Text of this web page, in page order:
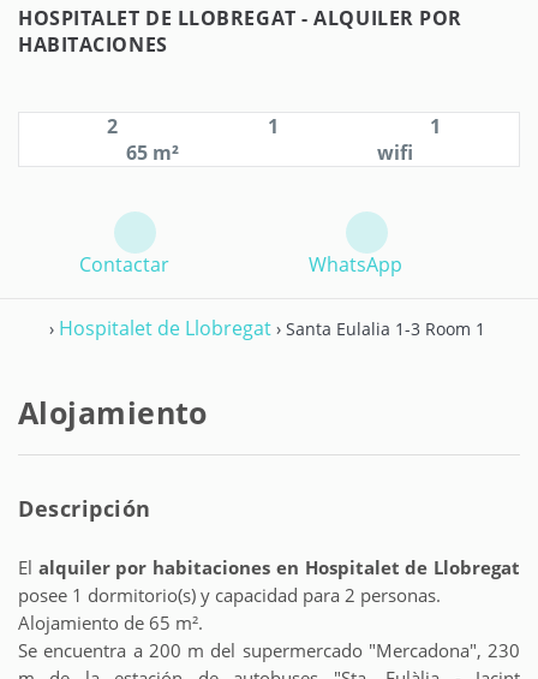
HOSPITALET DE LLOBREGAT -ALQUILER POR
HABITACIONES
2 1
1
65 m²
wifi
Contactar WhatsApp
› Hospitalet de Llobregat› Santa Eulalia 1-3 Room 1
Alojamiento
Descripción
El alquiler por habitaciones en Hospitalet de Llobregat
posee 1 dormitorio(s) y capacidad para 2 personas.
Alojamiento de 65 m².
Se encuentra a 200 m del supermercado "Mercadona", 230